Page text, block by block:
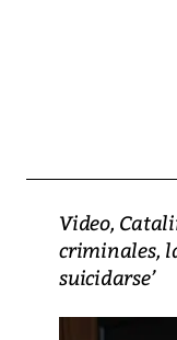
Video,
criminales,
suicidarse’